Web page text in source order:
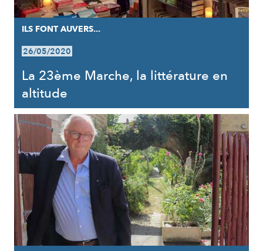
ILS FONT AUVERS...
26/05/2020
La 23ème Marche, la littérature en
altitude